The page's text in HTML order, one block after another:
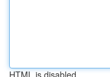
HTML is disabled